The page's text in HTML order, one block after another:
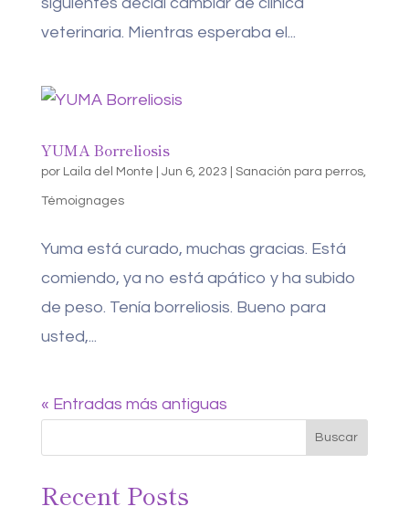
veterinaria. Mientras esperaba el...
YUMA Borreliosis
por Laila del Monte Jun 6, 2023 Sanación para perros,
Témoignages
Yuma está curado, muchas gracias. Está
comiendo, ya no está apático y ha subido
de peso. Tenía borreliosis. Bueno para
usted,...
« Entradas más antiguas
Buscar
Recent Posts